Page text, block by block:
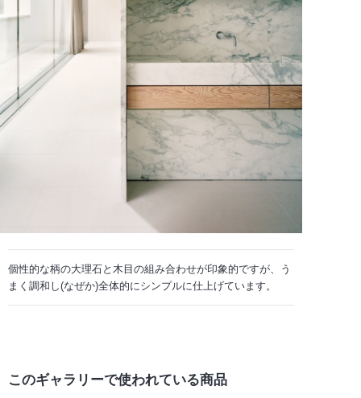
個性的な柄の大理石と木目の組み合わせが印象的ですが、う
まく調和し(なぜか)全体的にシンプルに仕上げています。
このギャラリーで使われている商品